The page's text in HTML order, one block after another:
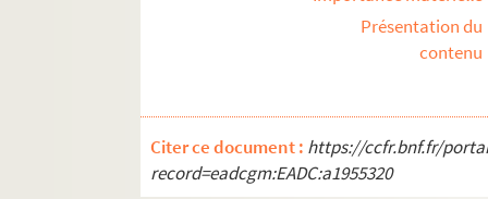
REC J 3.32 72. Lettre d'Alain
REC J 3.32 73. Lettres d'Alain
REC J 3.32 75. Lettre de Kosim
REC J 3.32 76. Brouillon de
REC J 3.32 77. Brouillon de
Présentation du
contenu
Citer ce document : https://ccfr.bnf.fr/
record=eadcgm:EADC:a1955320